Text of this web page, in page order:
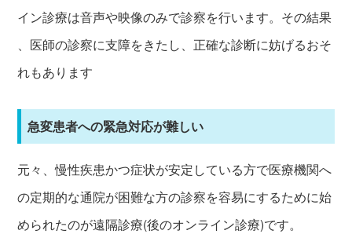
イン診療は音声や映像のみで診察を行います。その結果
、医師の診察に支障をきたし、正確な診断に妨げるおそ
れもあります
急変患者への緊急対応が難しい
元々、慢性疾患かつ症状が安定している方で医療機関へ
の定期的な通院が困難な方の診察を容易にするために始
められたのが遠隔診療(後のオンライン診療)です。